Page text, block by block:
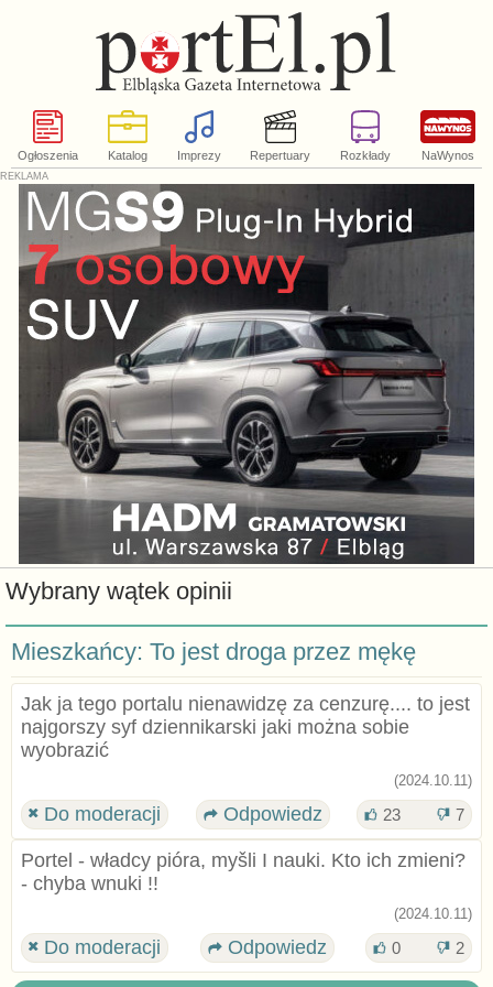
Ogłoszenia Katalog Imprezy Repertuary Rozkłady NaWynos
Wybrany wątek opinii
Mieszkańcy: To jest droga przez mękę
Jak ja tego portalu nienawidzę za cenzurę.... to jest
najgorszy syf dziennikarski jaki można sobie
wyobrazić
(2024.10.11)
Do moderacji Odpowiedz 23 7
Portel - władcy pióra, myšli I nauki. Kto ich zmieni?
- chyba wnuki !!
(2024.10.11)
Do moderacji Odpowiedz 0 2